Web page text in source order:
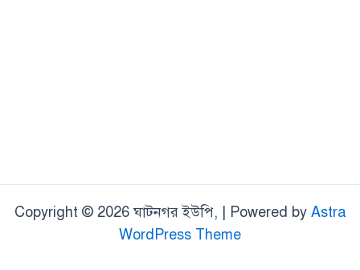
Copyright © 2026 ঘাটনগর ইউপি, | Powered by Astra
WordPress Theme